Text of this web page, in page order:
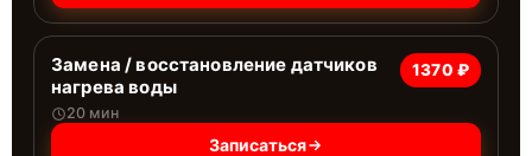
Замена / восстановление датчиков
нагрева воды
20 мин
1370 ₽
Записаться